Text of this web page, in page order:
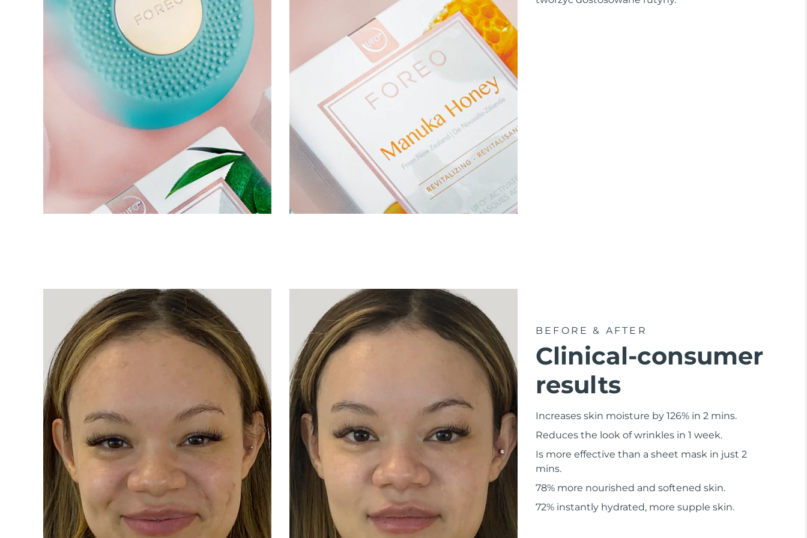
BEFORE & AFTER
Clinical-consumer
results
Increases skin moisture by 126% in 2 mins.
Reduces the look of wrinkles in 1 week.
Is more effective than a sheet mask in just 2
mins.
78% more nourished and softened skin.
72% instantly hydrated, more supple skin.